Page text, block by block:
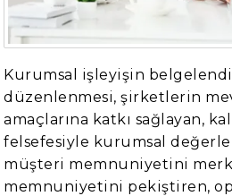
Kurumsal işleyişin
düzenlenmesi, şirketlerin
amaçlarına katkı sağlayan,
felsefesiyle kurumsal
müşteri memnuniyetini
memnuniyetini pekiştiren,